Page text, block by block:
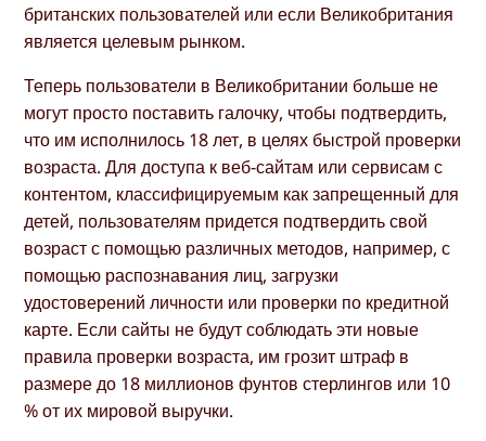
британских пользователей или если Великобритания
является целевым рынком.
Теперь пользователи в Великобритании больше не
могут просто поставить галочку, чтобы подтвердить,
что им исполнилось 18 лет, в целях быстрой проверки
возраста. Для доступа к веб-сайтам или сервисам с
контентом, классифицируемым как запрещенный для
детей, пользователям придется подтвердить свой
возраст с помощью различных методов, например, с
помощью распознавания лиц, загрузки
удостоверений личности или проверки по кредитной
карте. Если сайты не будут соблюдать эти новые
правила проверки возраста, им грозит штраф в
размере до 18 миллионов фунтов стерлингов или 10
% от их мировой выручки.